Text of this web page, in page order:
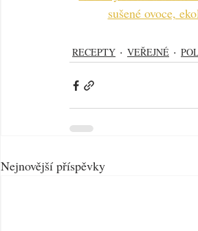
sušené ovoce,
RECEPTY VEŘEJNÉ
Nejnovější příspěvky